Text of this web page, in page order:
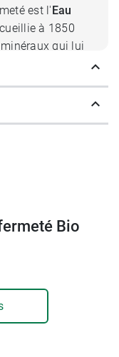
est l'Eau
à 1850
qui lui
Ainsi, l'Eau
c'est-
anti-
de cires
: la glycérine,
Bio